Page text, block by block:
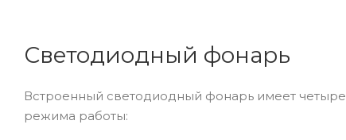
Светодиодный фонарь
Встроенный светодиодный фонарь имеет четыре
режима работы: